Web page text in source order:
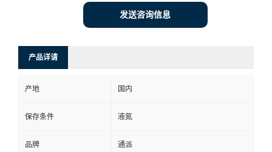
发送咨询信息
产品详请
产地 国内
保存条件 液氮
品牌 通派